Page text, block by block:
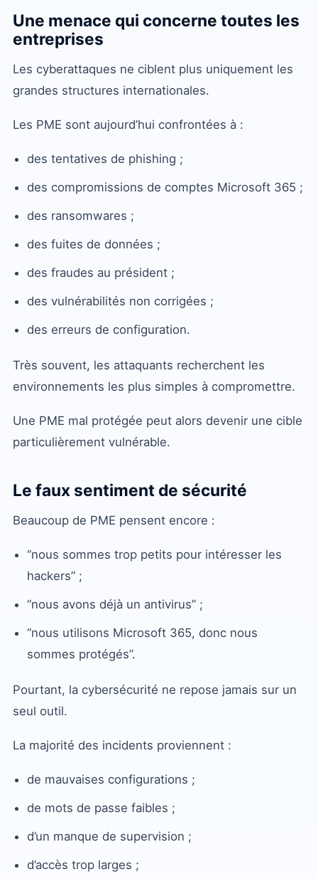
Une menace qui concerne toutes les
entreprises
Les cyberattaques ne ciblent plus uniquement les
grandes structures internationales.
Les PME sont aujourd’hui confrontées à :
des tentatives de phishing ;
des compromissions de comptes Microsoft 365 ;
des ransomwares ;
des fuites de données ;
des fraudes au président ;
des vulnérabilités non corrigées ;
des erreurs de configuration.
Très souvent, les attaquants recherchent les
environnements les plus simples à compromettre.
Une PME mal protégée peut alors devenir une cible
particulièrement vulnérable.
Le faux sentiment de sécurité
Beaucoup de PME pensent encore :
“nous sommes trop petits pour intéresser les
hackers” ;
“nous avons déjà un antivirus” ;
“nous utilisons Microsoft 365, donc nous
sommes protégés”.
Pourtant, la cybersécurité ne repose jamais sur un
seul outil.
La majorité des incidents proviennent :
de mauvaises configurations ;
de mots de passe faibles ;
d’un manque de supervision ;
d’accès trop larges ;